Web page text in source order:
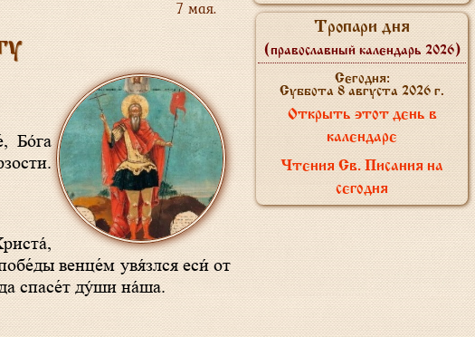
7 мая.
венце́м увя́злся еси́ от
спасе́т ду́ши на́ша.
Тропари дня
(православный календарь 2026)
Сегодня:
Суббота 8 августа 2026 г.
Открыть этот день в
календаре
Чтения Св. Писания на
сегодня